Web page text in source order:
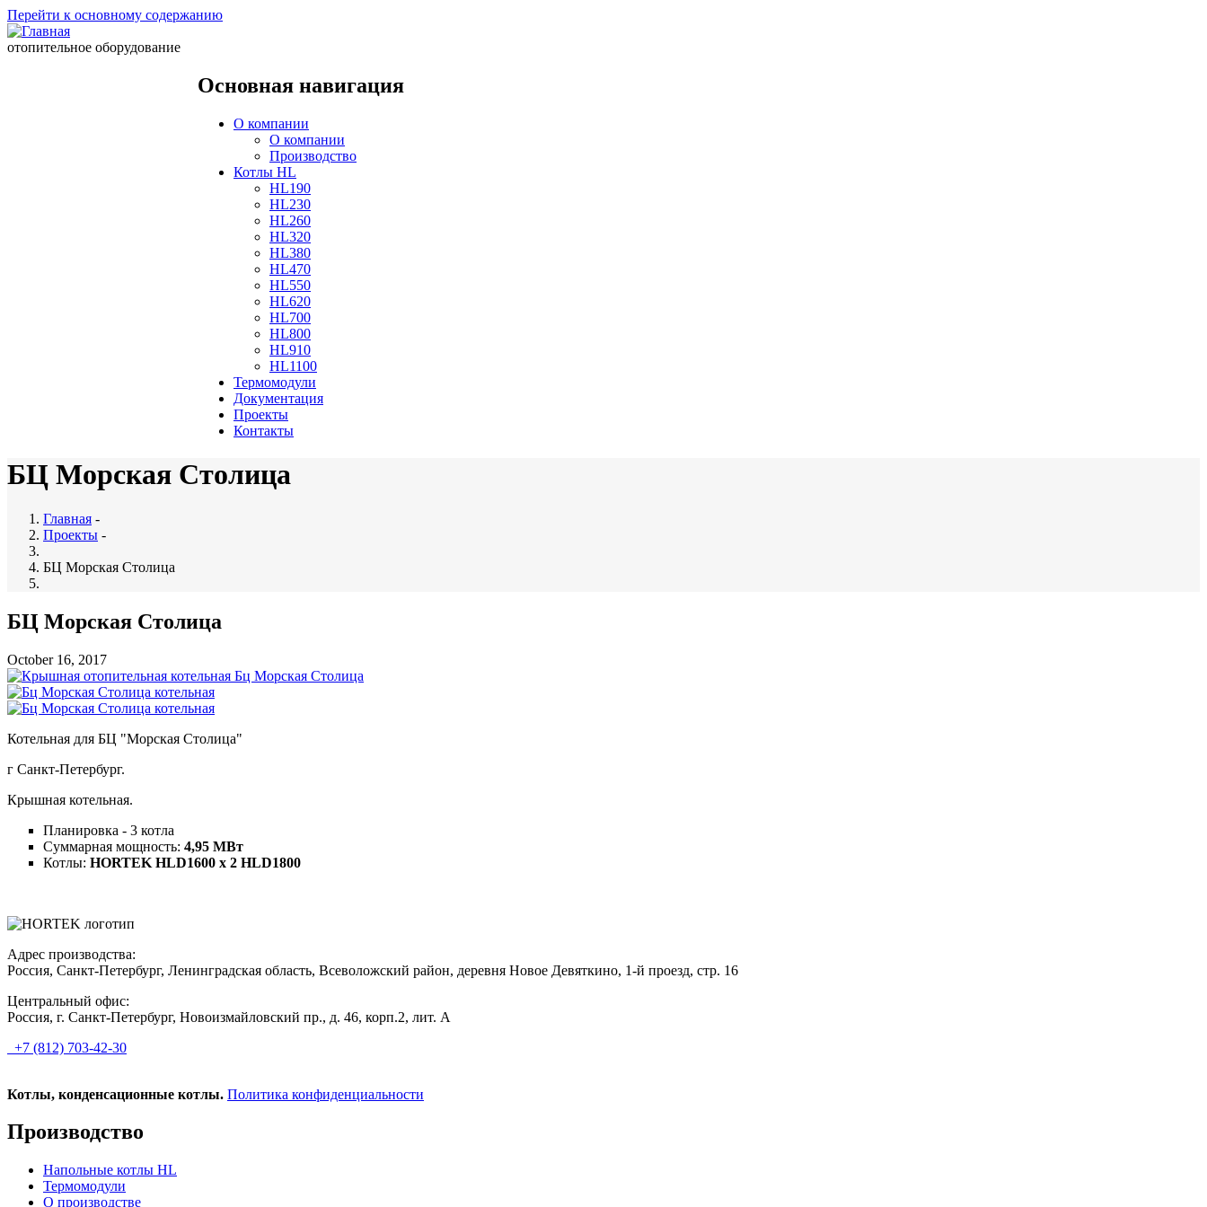
Перейти к основному содержанию
отопительное оборудование
Основная навигация
О компании
О компании
Производство
Котлы HL
HL190
HL230
HL260
HL320
HL380
HL470
HL550
HL620
HL700
HL800
HL910
HL1100
Термомодули
Документация
Проекты
Контакты
БЦ Морская Столица
Главная -
Проекты -
БЦ Морская Столица
БЦ Морская Столица
October 16, 2017
Котельная для БЦ "Морская Столица"
г Санкт-Петербург.
Крышная котельная.
Планировка - 3 котла
Суммарная мощность: 4,95 МВт
Котлы: HORTEK HLD1600 x 2 HLD1800
Адрес производства:
Россия, Санкт-Петербург, Ленинградская область, Всеволожский район, деревня Новое Девяткино, 1-й проезд, стр. 16
Центральный офис:
Россия, г. Санкт-Петербург, Новоизмайловский пр., д. 46, корп.2, лит. А
+7 (812) 703-42-30
Котлы, конденсационные котлы. Политика конфиденциальности
Производство
Напольные котлы HL
Термомодули
О производстве